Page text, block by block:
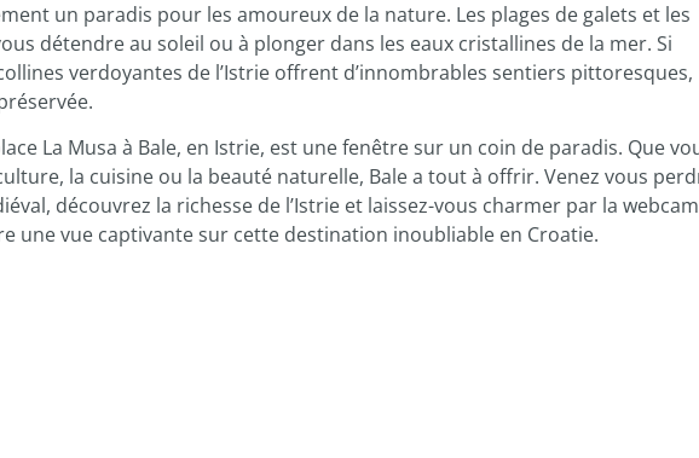
un paradis pour les amoureux de la nature. Les plages de galets et les
détendre au soleil ou à plonger dans les eaux cristallines de la mer. Si
verdoyantes de l’Istrie offrent d’innombrables sentiers pittoresques,
La Musa à Bale, en Istrie, est une fenêtre sur un coin de paradis. Que
la cuisine ou la beauté naturelle, Bale a tout à offrir. Venez vous
découvrez la richesse de l’Istrie et laissez-vous charmer par la webcam
une vue captivante sur cette destination inoubliable en Croatie.